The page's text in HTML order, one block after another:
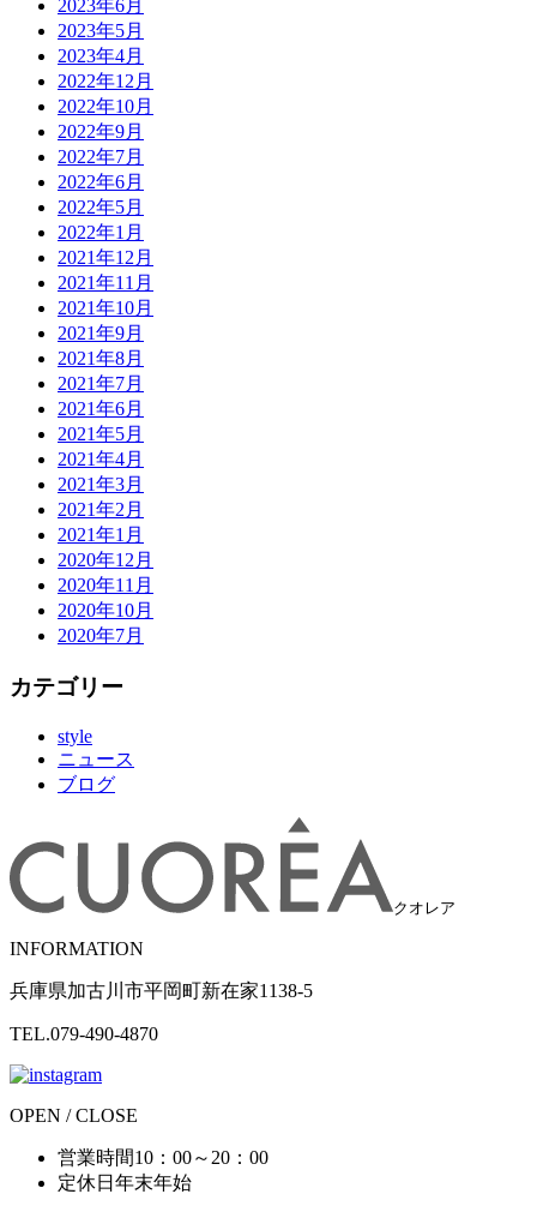
2023年6月
2023年5月
2023年4月
2022年12月
2022年10月
2022年9月
2022年7月
2022年6月
2022年5月
2022年1月
2021年12月
2021年11月
2021年10月
2021年9月
2021年8月
2021年7月
2021年6月
2021年5月
2021年4月
2021年3月
2021年2月
2021年1月
2020年12月
2020年11月
2020年10月
2020年7月
カテゴリー
style
ニュース
ブログ
クオレア
INFORMATION
兵庫県加古川市平岡町新在家1138-5
TEL.079-490-4870
OPEN / CLOSE
営業時間10：00～20：00
定休日 年末年始